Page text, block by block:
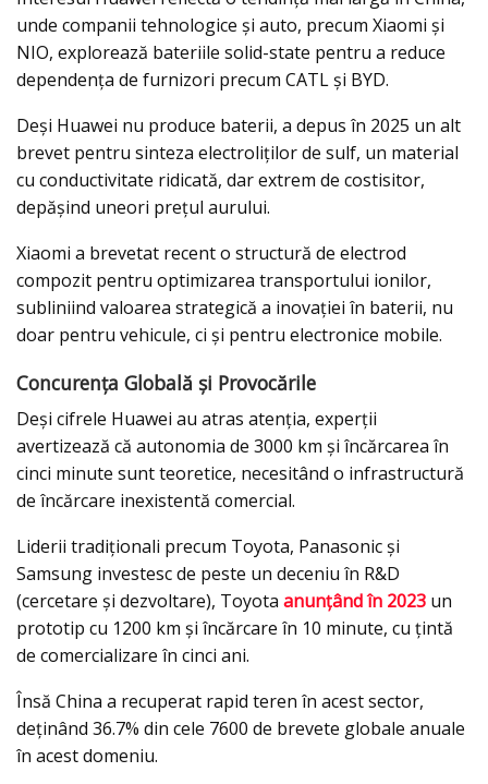
unde companii tehnologice și auto, precum Xiaomi și
NIO, explorează bateriile solid-state pentru a reduce
dependența de furnizori precum CATL și BYD.
Deși Huawei nu produce baterii, a depus în 2025 un alt
brevet pentru sinteza electroliților de sulf, un material
cu conductivitate ridicată, dar extrem de costisitor,
depășind uneori prețul aurului.
Xiaomi a brevetat recent o structură de electrod
compozit pentru optimizarea transportului ionilor,
subliniind valoarea strategică a inovației în baterii, nu
doar pentru vehicule, ci și pentru electronice mobile.
Concurența Globală și Provocările
Deși cifrele Huawei au atras atenția, experții
avertizează că autonomia de 3000 km și încărcarea în
cinci minute sunt teoretice, necesitând o infrastructură
de încărcare inexistentă comercial.
Liderii tradiționali precum Toyota, Panasonic și
Samsung investesc de peste un deceniu în R&D
(cercetare și dezvoltare), Toyota anunțând în 2023 un
prototip cu 1200 km și încărcare în 10 minute, cu țintă
de comercializare în cinci ani.
Însă China a recuperat rapid teren în acest sector,
deținând 36.7% din cele 7600 de brevete globale anuale
în acest domeniu.